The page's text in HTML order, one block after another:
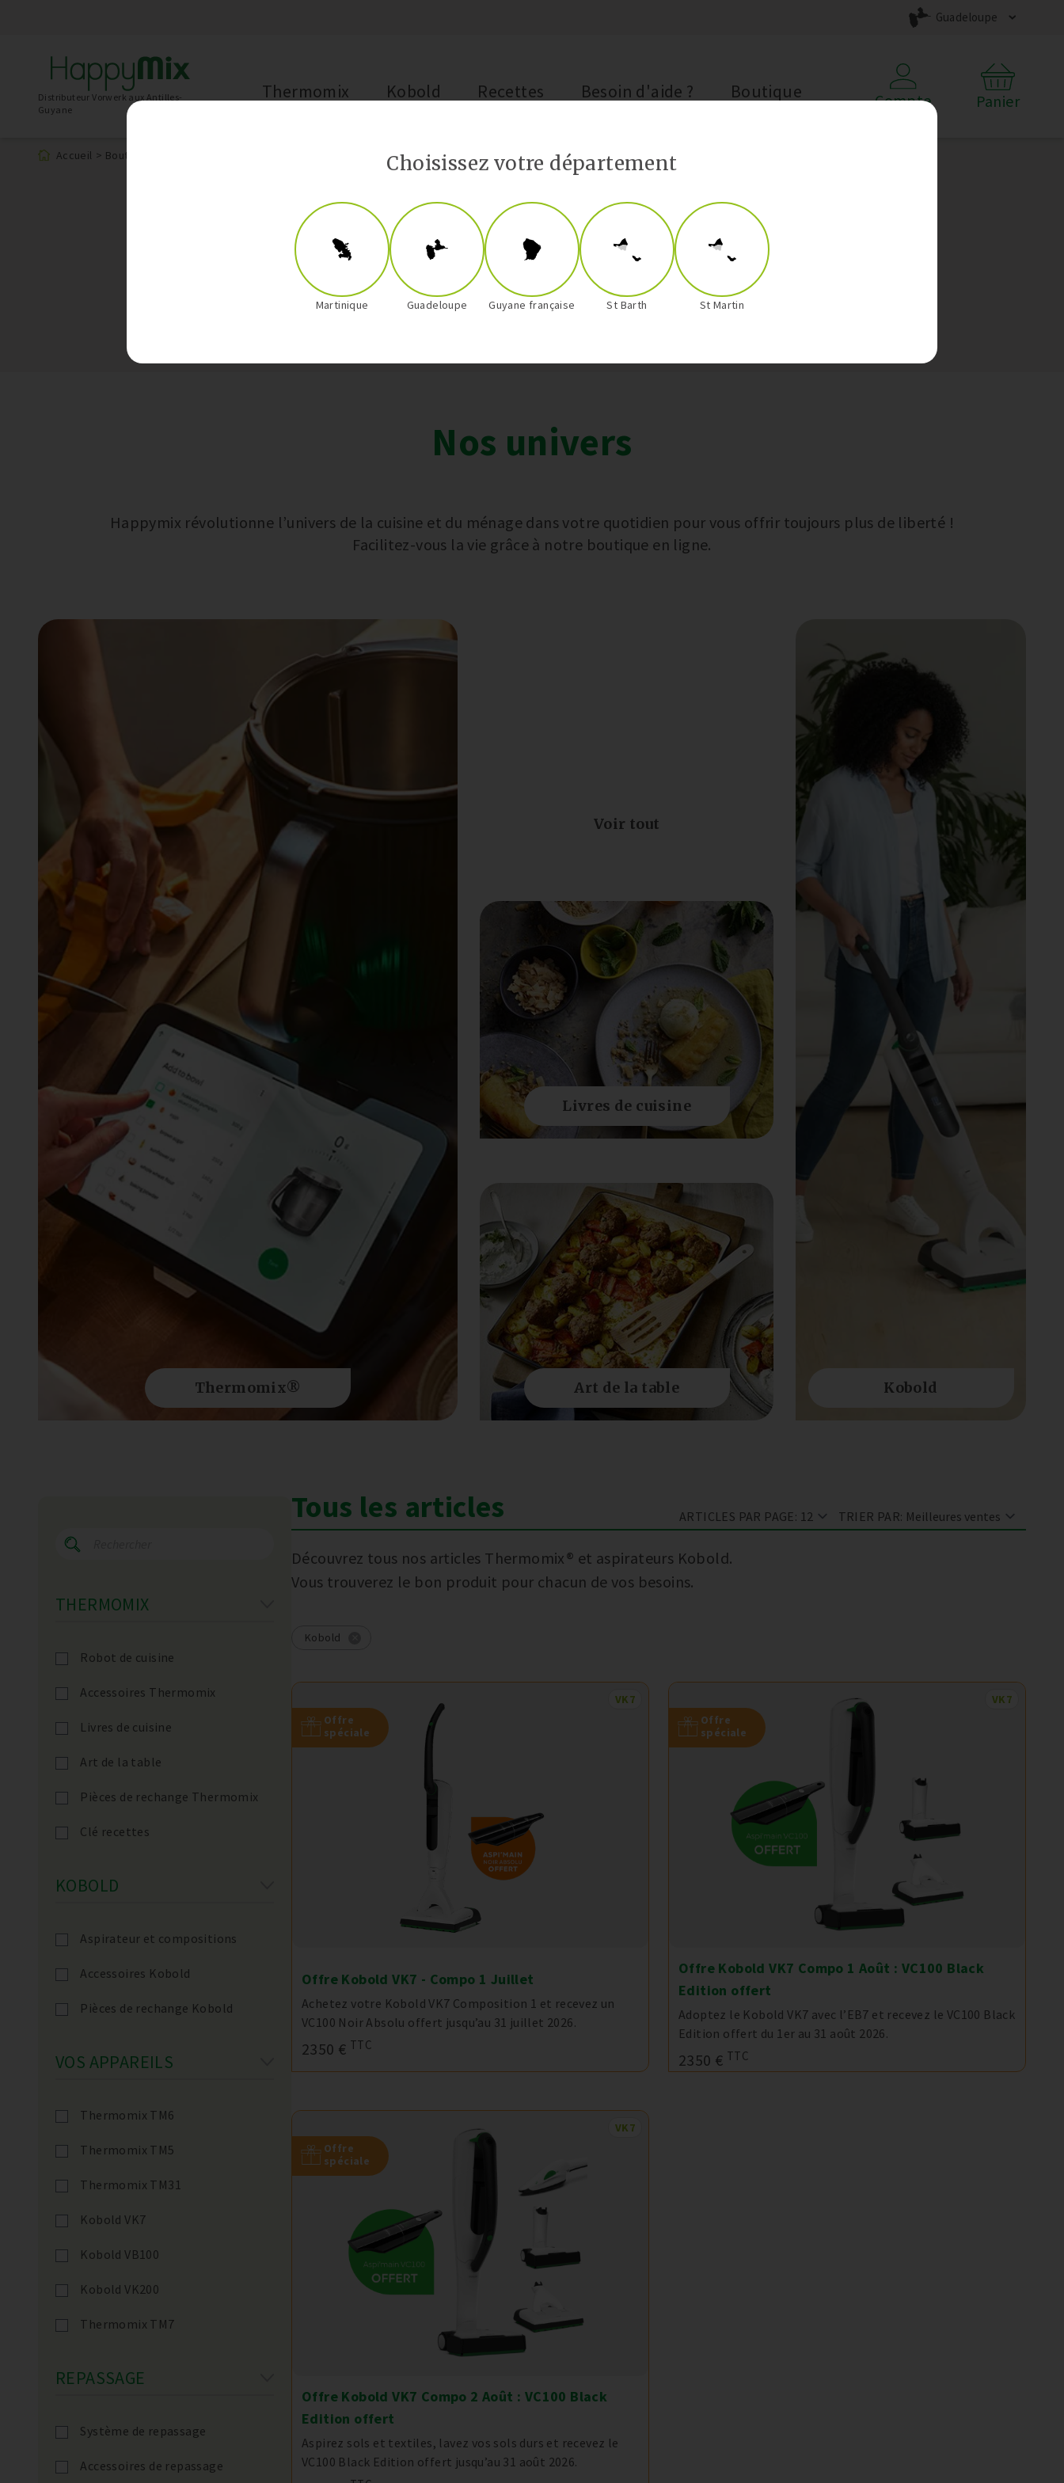
Guadeloupe
Distributeur Vorwerk aux Antilles-
Guyane
Thermomix Kobold Recettes Besoin d'aide ? Boutique Compte Panier
Accueil > Boutique
Kobold
Nos univers
Happymix révolutionne l’univers de la cuisine et du ménage dans votre quotidien pour vous offrir toujours plus de liberté !
Facilitez-vous la vie grâce à notre boutique en ligne.
Thermomix®
Voir tout
Livres de cuisine
Art de la table Kobold
THERMOMIX
Robot de cuisine
Accessoires Thermomix
Livres de cuisine
Art de la table
Pièces de rechange Thermomix
Clé recettes
KOBOLD
Aspirateur et compositions
Accessoires Kobold
Pièces de rechange Kobold
VOS APPAREILS
Thermomix TM6
Thermomix TM5
Thermomix TM31
Kobold VK7
Kobold VB100
Kobold VK200
Thermomix TM7
REPASSAGE
Système de repassage
Accessoires de repassage
Tous les articles ARTICLES PAR PAGE: TRIER PAR:
Découvrez tous nos articles Thermomix® et aspirateurs Kobold.
Vous trouverez le bon produit pour chacun de vos besoins.
Kobold
Offre
spéciale
VK7
Offre Kobold VK7 - Compo 1 Juillet
Achetez votre Kobold VK7 Composition 1 et recevez un
VC100 Noir Absolu offert jusqu’au 31 juillet 2026.
2350 € TTC
Offre
spéciale
VK7
Offre Kobold VK7 Compo 1 Août : VC100 Black
Edition offert
Adoptez le Kobold VK7 avec l’EB7 et recevez le VC100 Black
Edition offert du 1er au 31 août 2026.
2350 € TTC
Offre
spéciale
VK7
Offre Kobold VK7 Compo 2 Août : VC100 Black
Edition offert
Aspirez sols et textiles, lavez vos sols durs et recevez le
VC100 Black Edition offert jusqu’au 31 août 2026.
Choisissez votre département
Martinique Guadeloupe Guyane française St Barth St Martin